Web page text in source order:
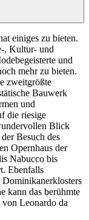
einiges zu bieten.
, Kultur- und
und
mehr zu bieten.
zweitgrößte
Bauwerk
und
die riesige
Blick
Besuch des
Opernhaus der
Nabucco bis
Ebenfalls
Dominikanerklosters
kann das berühmte
Leonardo da